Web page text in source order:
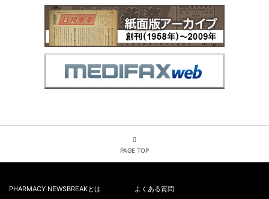
PAGE TOP
PHARMACY NEWSBREAKとは よくある質問